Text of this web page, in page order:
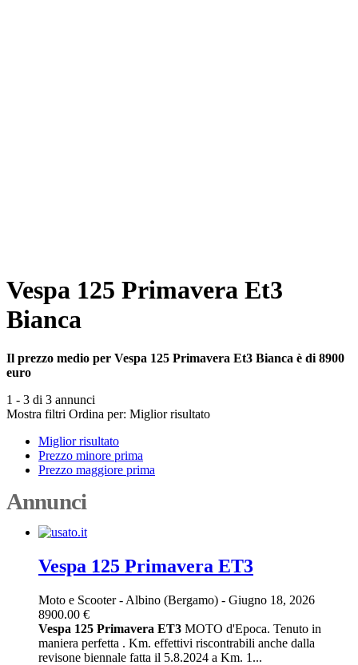
Vespa 125 Primavera Et3
Bianca
Il prezzo medio per Vespa 125 Primavera Et3 Bianca è di 8900
euro
1 - 3 di 3 annunci
Mostra filtri Ordina per: Miglior risultato
Miglior risultato
Prezzo minore prima
Prezzo maggiore prima
Annunci
Vespa 125 Primavera ET3
Moto e Scooter- Albino (Bergamo) - Giugno 18, 2026
8900.00 €
Vespa 125 Primavera ET3 MOTO d'Epoca. Tenuto in
maniera perfetta . Km. effettivi riscontrabili anche dalla
revisone biennale fatta il 5.8.2024 a Km. 1...